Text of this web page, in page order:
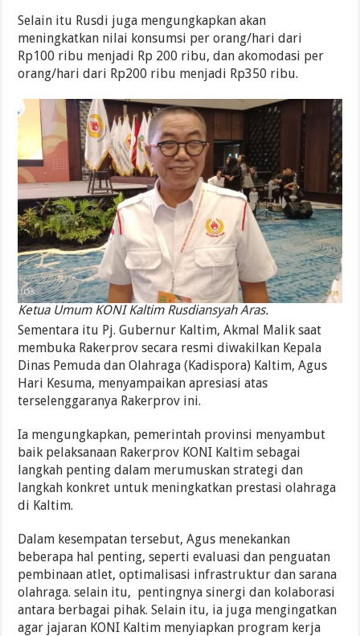
Selain itu Rusdi juga mengungkapkan akan
meningkatkan nilai konsumsi per orang/hari dari
Rp100 ribu menjadi Rp 200 ribu, dan akomodasi per
orang/hari dari Rp200 ribu menjadi Rp350 ribu.
Ketua Umum KONI Kaltim Rusdiansyah Aras.
Sementara itu Pj. Gubernur Kaltim, Akmal Malik saat
membuka Rakerprov secara resmi diwakilkan Kepala
Dinas Pemuda dan Olahraga (Kadispora) Kaltim, Agus
Hari Kesuma, menyampaikan apresiasi atas
terselenggaranya Rakerprov ini.
Ia mengungkapkan, pemerintah provinsi menyambut
baik pelaksanaan Rakerprov KONI Kaltim sebagai
langkah penting dalam merumuskan strategi dan
langkah konkret untuk meningkatkan prestasi olahraga
di Kaltim.
Dalam kesempatan tersebut, Agus menekankan
beberapa hal penting, seperti evaluasi dan penguatan
pembinaan atlet, optimalisasi infrastruktur dan sarana
olahraga. selain itu, pentingnya sinergi dan kolaborasi
antara berbagai pihak. Selain itu, ia juga mengingatkan
agar jajaran KONI Kaltim menyiapkan program kerja